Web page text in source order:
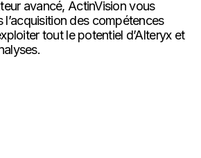
avancé, ActinVision vous
des compétences
tout le potentiel d’Alteryx et